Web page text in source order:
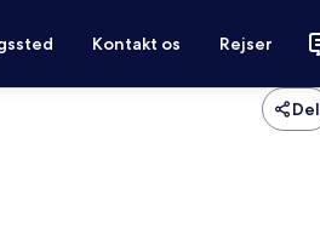
Kontakt os Rejser
Del